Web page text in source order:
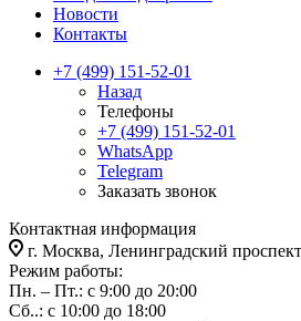
Новости
Контакты
+7 (499) 151-52-01
Назад
Телефоны
+7 (499) 151-52-01
WhatsApp
Telegram
Заказать звонок
Контактная информация
г. Москва, Ленинградский
Режим работы:
Пн. – Пт.: с 9:00 до 20:00
Сб..: с 10:00 до 18:00